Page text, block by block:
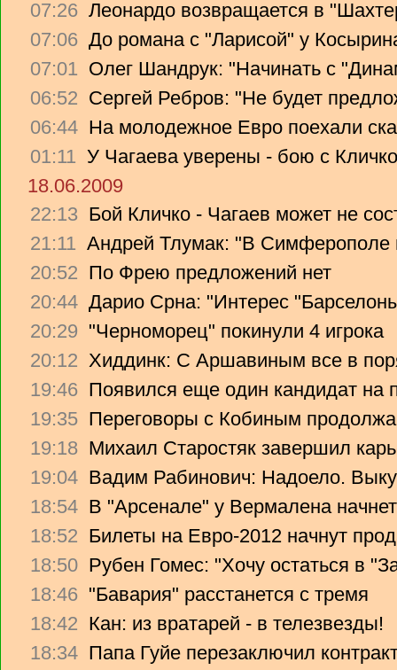
07:26 Леонардо возвращается в
07:06 До романа с "Ларисой" у
07:01 Олег Шандрук: "Начинать с
06:52 Сергей Ребров: "Не будет
06:44 На молодежное Евро поехали
01:11 У Чагаева уверены - бою с
18.06.2009
22:13 Бой Кличко - Чагаев может не
21:11 Андрей Тлумак: "В Симферополе
20:52 По Фрею предложений нет
20:44 Дарио Срна: "Интерес
20:29 "Черноморец" покинули 4 игрока
20:12 Хиддинк: С Аршавиным все в
19:46 Появился еще один кандидат на
19:35 Переговоры с Кобиным
19:18 Михаил Старостяк завершил
19:04 Вадим Рабинович: Надоело.
18:54 В "Арсенале" у Вермалена
18:52 Билеты на Евро-2012 начнут
18:50 Рубен Гомес: "Хочу остаться в
18:46 "Бавария" расстанется с тремя
18:42 Кан: из вратарей - в телезвезды!
18:34 Папа Гуйе перезаключил